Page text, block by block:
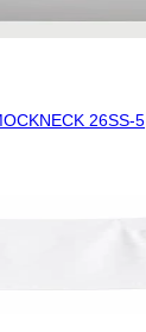
26SS-5